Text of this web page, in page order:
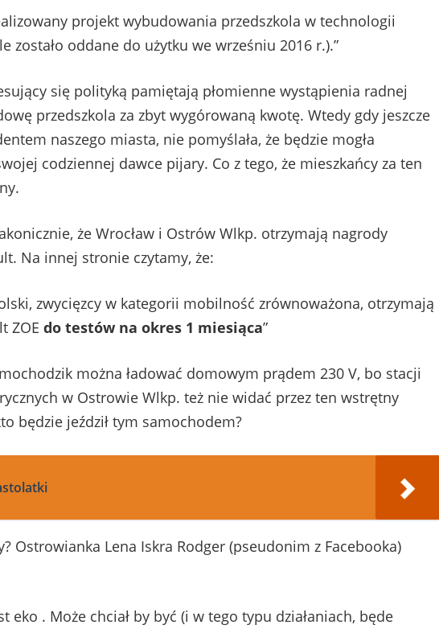
projekt wybudowania przedszkola w technologii
zostało oddane do użytku we wrześniu 2016 r.).”
się polityką pamiętają płomienne wystąpienia radnej
przedszkola za zbyt wygórowaną kwotę. Wtedy gdy jeszcze
naszego miasta, nie pomyślała, że będzie mogła
codziennej dawce pijary. Co z tego, że mieszkańcy za ten
że Wrocław i Ostrów Wlkp. otrzymają nagrody
Na innej stronie czytamy, że:
zwycięzcy w kategorii mobilność zrównoważona, otrzymają
ZOE do testów na okres 1 miesiąca”
można ładować domowym prądem 230 V, bo stacji
w Ostrowie Wlkp. też nie widać przez ten wstrętny
będzie jeździł tym samochodem?
Ostrowianka Lena Iskra Rodger (pseudonim z Facebooka)
eko . Może chciał by być (i w tego typu działaniach, będe